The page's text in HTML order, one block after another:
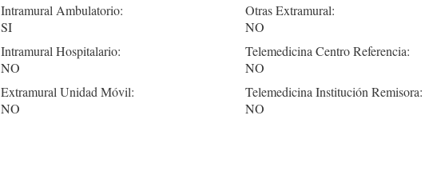
Intramural Ambulatorio:
SI
Intramural Hospitalario:
NO
Extramural Unidad Móvil:
NO
Otras Extramural:
NO
Telemedicina Centro Referencia:
NO
Telemedicina Institución Remisora:
NO